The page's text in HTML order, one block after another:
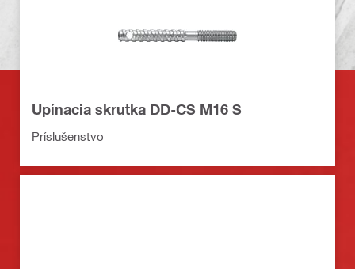
Upínacia skrutka DD-CS M16 S
Príslušenstvo